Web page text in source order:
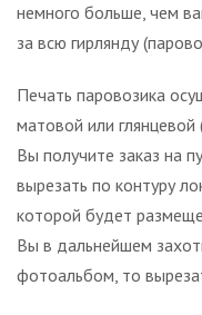
немного больше, чем
за всю гирлянду
Печать паровозика
матовой или
Вы получите заказ на
вырезать по контуру
которой будет
Вы в дальнейшем
фотоальбом, то